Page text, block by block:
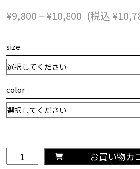
¥9,800 –¥10,800 価
格
–
(税込¥
size
color
RKS
RR5
お買い物カ